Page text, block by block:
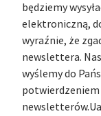
będziemy
elektroniczną,
wyraźnie, że
newslettera.
wyślemy do
potwierdzeniem